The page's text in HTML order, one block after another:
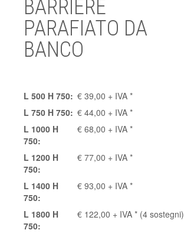
BARRIERE
PARAFIATO DA
BANCO
L 500 H 750: € 39,00 + IVA *
L 750 H 750: € 44,00 + IVA *
L 1000 H
750:
€ 68,00 + IVA *
L 1200 H
750:
€ 77,00 + IVA *
L 1400 H
750:
€ 93,00 + IVA *
L 1800 H
750:
€ 122,00 + IVA * (4 sostegni)